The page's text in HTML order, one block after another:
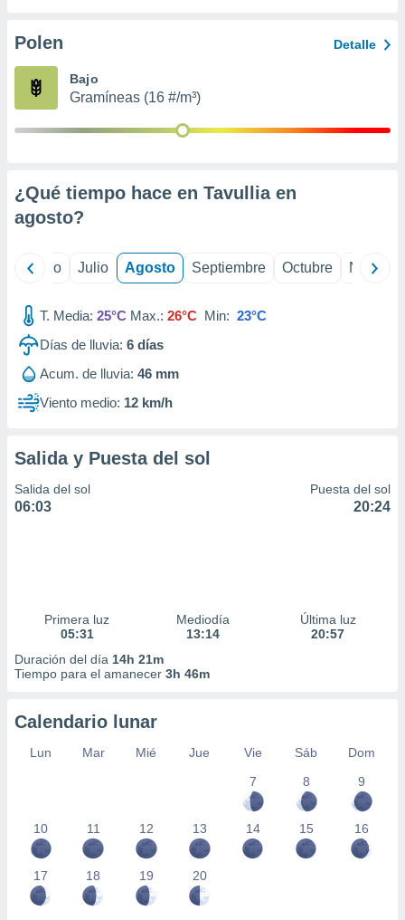
e
mediante
publicidad
publicidad
de
Polen Detalle
Bajo
Gramíneas (16 #/m³)
¿Qué tiempo hace en Tavullia en
agosto?
Junio Julio Agosto Septiembre Octubre
T. Media: 25°C Max.: 26°C Min: 23°C
Días de lluvia: 6 días
Acum. de lluvia: 46 mm
Viento medio: 12 km/h
Salida y Puesta del sol
Salida del sol
06:03
Puesta del sol
20:24
Primera luz
05:31
Mediodía
13:14
Última luz
20:57
Duración del día 14h 21m
Tiempo para el amanecer 3h 46m
Calendario lunar
Lun Mar Mié Jue Vie Sáb
Dom
7
8 9
10 11 12 13 14 15 16
17 18 19 20